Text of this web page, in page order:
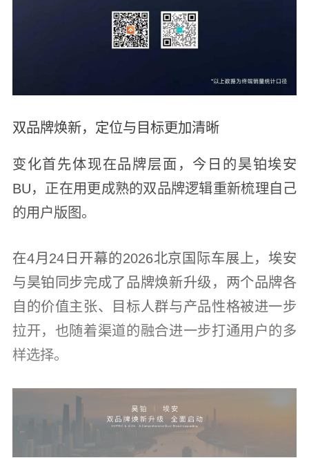
双品牌焕新，定位与目标更加清晰
变化首先体现在品牌层面，今日的昊铂埃安
BU，正在用更成熟的双品牌逻辑重新梳理自己
的用户版图。
在4月24日开幕的2026北京国际车展上，埃安
与昊铂同步完成了品牌焕新升级，两个品牌各
自的价值主张、目标人群与产品性格被进一步
拉开，也随着渠道的融合进一步打通用户的多
样选择。